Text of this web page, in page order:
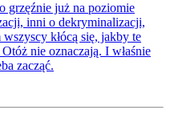
grzęźnie już na poziomie
inni o dekryminalizacji,
kłócą się, jakby te
nie oznaczają. I właśnie
zacząć.